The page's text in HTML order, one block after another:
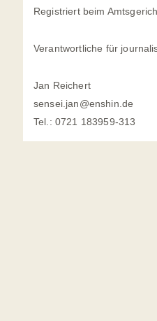
Registriert beim
Verantwortliche für
Jan Reichert
sensei.jan@enshin.de
Tel.: 0721 183959-313